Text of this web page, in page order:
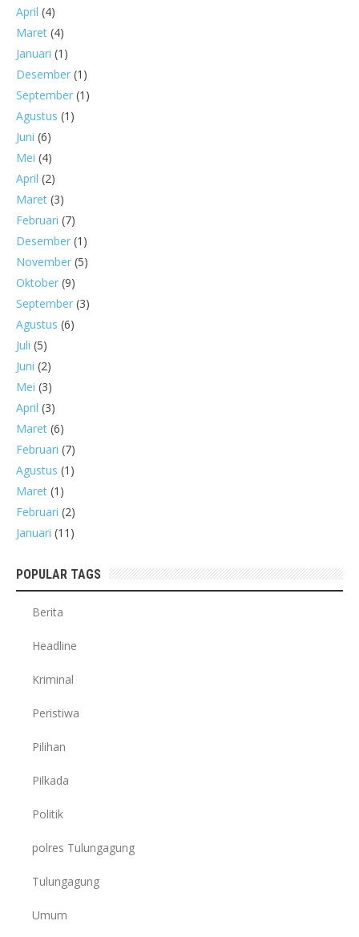
April (4)
Maret (4)
Januari (1)
Desember (1)
September (1)
Agustus (1)
Juni (6)
Mei (4)
April (2)
Maret (3)
Februari (7)
Desember (1)
November (5)
Oktober (9)
September (3)
Agustus (6)
Juli (5)
Juni (2)
Mei (3)
April (3)
Maret (6)
Februari (7)
Agustus (1)
Maret (1)
Februari (2)
Januari (11)
POPULAR TAGS
Berita
Headline
Kriminal
Peristiwa
Pilihan
Pilkada
Politik
polres Tulungagung
Tulungagung
Umum